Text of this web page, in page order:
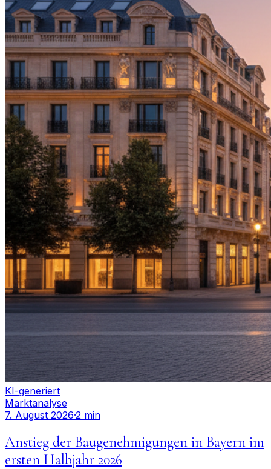
KI-generiert
Marktanalyse
7. August 2026·2 min
Anstieg der Baugenehmigungen in Bayern im
ersten Halbjahr 2026